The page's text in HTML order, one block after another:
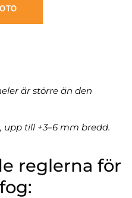
är större än den
upp till +3–6 mm bredd.
reglerna för